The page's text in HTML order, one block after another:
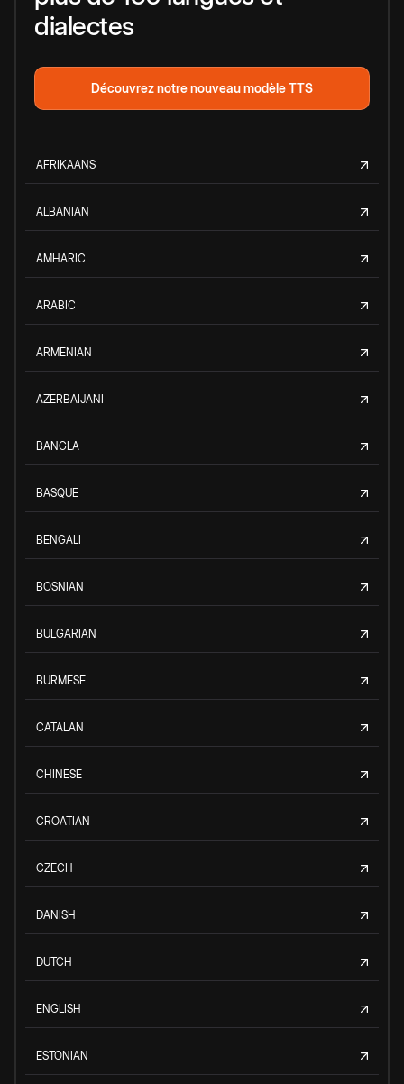
dialectes
Découvrez notre nouveau modèle TTS
AFRIKAANS
ALBANIAN
AMHARIC
ARABIC
ARMENIAN
AZERBAIJANI
BANGLA
BASQUE
BENGALI
BOSNIAN
BULGARIAN
BURMESE
CATALAN
CHINESE
CROATIAN
CZECH
DANISH
DUTCH
ENGLISH
ESTONIAN